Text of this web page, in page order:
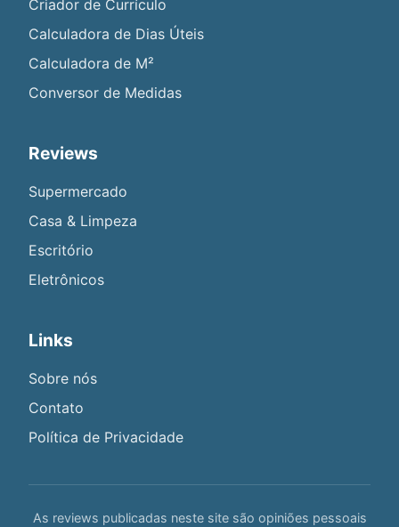
Criador de Currículo
Calculadora de Dias Úteis
Calculadora de M²
Conversor de Medidas
Reviews
Supermercado
Casa & Limpeza
Escritório
Eletrônicos
Links
Sobre nós
Contato
Política de Privacidade
As reviews publicadas neste site são opiniões pessoais